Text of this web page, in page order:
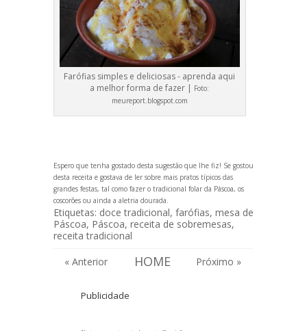
Farófias simples e deliciosas - aprenda aqui
a melhor forma de fazer | Foto:
meureport.blogspot.com
Espero que tenha gostado desta sugestão que lhe fiz! Se gostou
desta receita e gostava de ler sobre mais pratos típicos das
grandes festas, tal como fazer o tradicional folar da Páscoa, os
coscorõesou ainda a aletria dourada.
Etiquetas: doce tradicional, farófias, mesa de
Páscoa, Páscoa, receita de sobremesas,
receita tradicional
« Anterior
HOME Próximo »
Publicidade